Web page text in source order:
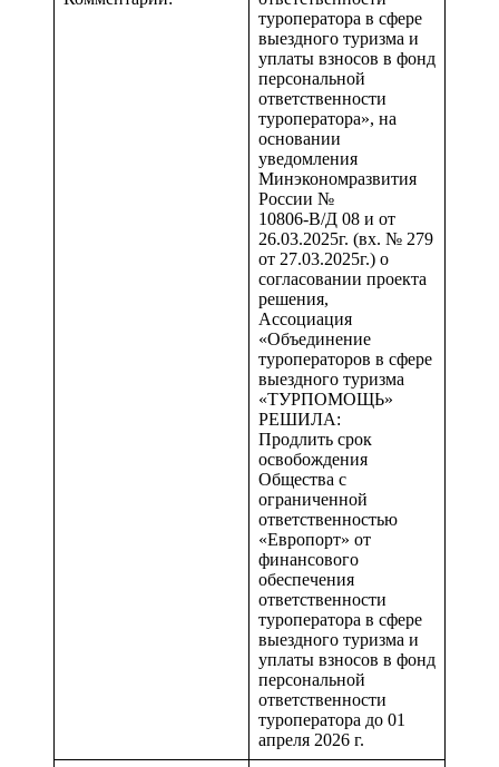
туроператора в сфере
выездного туризма и
уплаты взносов в фонд
персональной
ответственности
туроператора», на
основании
уведомления
Минэкономразвития
России №
10806-В/Д 08 и от
26.03.2025г. (вх. № 279
от 27.03.2025г.) о
согласовании проекта
решения,
Ассоциация
«Объединение
туроператоров в сфере
выездного туризма
«ТУРПОМОЩЬ»
РЕШИЛА:
Продлить срок
освобождения
Общества с
ограниченной
ответственностью
«Европорт» от
финансового
обеспечения
ответственности
туроператора в сфере
выездного туризма и
уплаты взносов в фонд
персональной
ответственности
туроператора до 01
апреля 2026 г.